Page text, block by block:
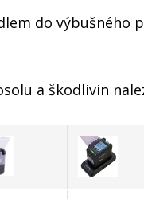
do výbušného
a škodlivin